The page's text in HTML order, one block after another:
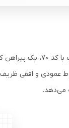
پیراهن کبریتی
عمودی و افقی
می‌دهد.